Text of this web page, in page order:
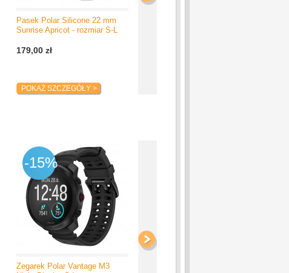
Pasek Polar Silicone 22 mm
Sunrise Apricot - rozmiar S-L
179,00 zł
POKAŻ SZCZEGÓŁY >
Zegarek Polar Vantage M3
-15%